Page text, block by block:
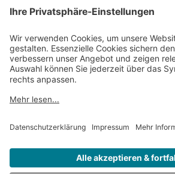
Kontakt
Datenschutz
Newsletter